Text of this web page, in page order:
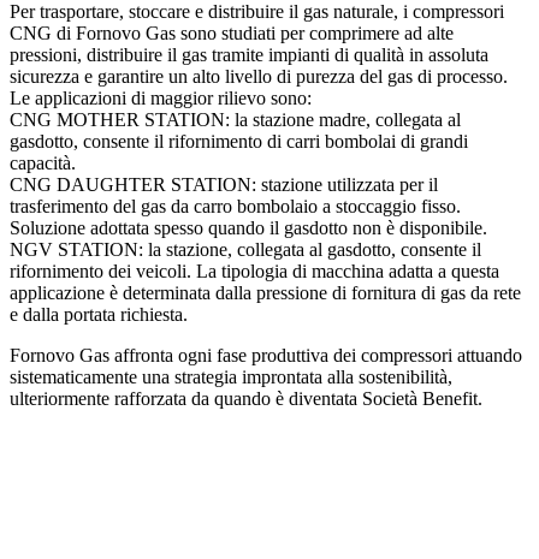
Per trasportare, stoccare e distribuire il gas naturale, i compressori
CNG di Fornovo Gas sono studiati per comprimere ad alte
pressioni, distribuire il gas tramite impianti di qualità in assoluta
sicurezza e garantire un alto livello di purezza del gas di processo.
Le applicazioni di maggior rilievo sono:
CNG MOTHER STATION: la stazione madre, collegata al
gasdotto, consente il rifornimento di carri bombolai di grandi
capacità.
CNG DAUGHTER STATION: stazione utilizzata per il
trasferimento del gas da carro bombolaio a stoccaggio fisso.
Soluzione adottata spesso quando il gasdotto non è disponibile.
NGV STATION: la stazione, collegata al gasdotto, consente il
rifornimento dei veicoli. La tipologia di macchina adatta a questa
applicazione è determinata dalla pressione di fornitura di gas da rete
e dalla portata richiesta.
Fornovo Gas affronta ogni fase produttiva dei compressori attuando
sistematicamente una strategia improntata alla sostenibilità,
ulteriormente rafforzata da quando è diventata Società Benefit.